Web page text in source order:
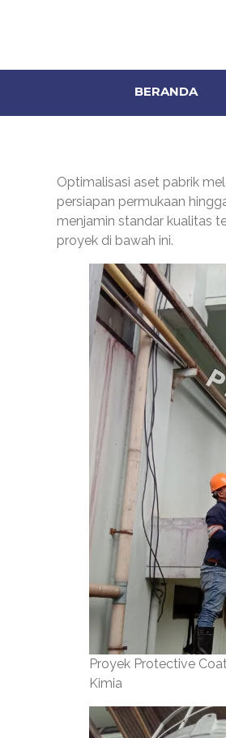
BERANDA
Optimalisasi aset pabrik
persiapan permukaan
menjamin standar kualitas
proyek di bawah ini.
Proyek Protective
Kimia